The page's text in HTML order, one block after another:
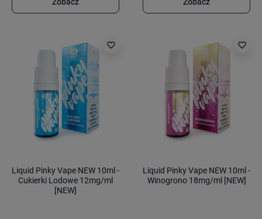
Zobacz Zobacz
favorite_border
Liquid Pinky Vape NEW 10ml -
Cukierki Lodowe 12mg/ml
[NEW]
favorite_border
Liquid Pinky Vape NEW 10ml -
Winogrono 18mg/ml [NEW]